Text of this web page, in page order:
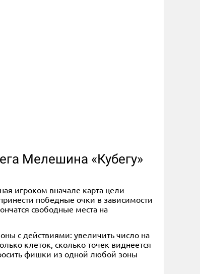
Мелешина «Кубегу»
игроком вначале карта цели
победные очки в зависимости
свободные места на
с действиями: увеличить число на
клеток, сколько точек виднеется
фишки из одной любой зоны